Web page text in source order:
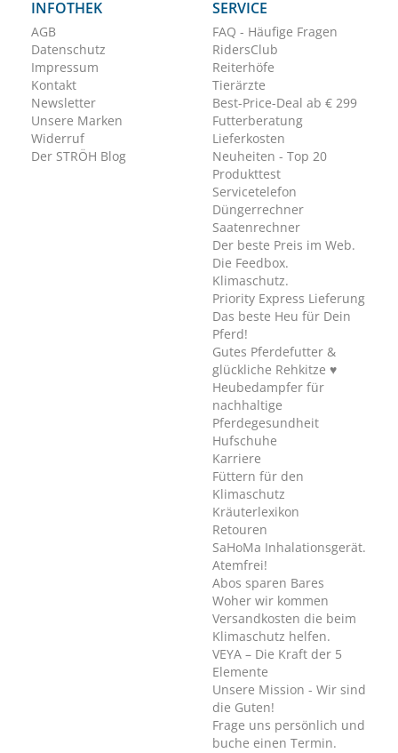
INFOTHEK
AGB
Datenschutz
Impressum
Kontakt
Newsletter
Unsere Marken
Widerruf
Der STRÖH Blog
SERVICE
FAQ - Häufige Fragen
RidersClub
Reiterhöfe
Tierärzte
Best-Price-Deal ab € 299
Futterberatung
Lieferkosten
Neuheiten - Top 20
Produkttest
Servicetelefon
Düngerrechner
Saatenrechner
Der beste Preis im Web.
Die Feedbox.
Klimaschutz.
Priority Express Lieferung
Das beste Heu für Dein
Pferd!
Gutes Pferdefutter &
glückliche Rehkitze ♥
Heubedampfer für
nachhaltige
Pferdegesundheit
Hufschuhe
Karriere
Füttern für den
Klimaschutz
Kräuterlexikon
Retouren
SaHoMa Inhalationsgerät.
Atemfrei!
Abos sparen Bares
Woher wir kommen
Versandkosten die beim
Klimaschutz helfen.
VEYA – Die Kraft der 5
Elemente
Unsere Mission - Wir sind
die Guten!
Frage uns persönlich und
buche einen Termin.